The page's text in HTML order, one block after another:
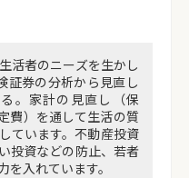
活者のニーズを生かし
証券の分析から見直し
。家計の見直し（保
費）を通して生活の質
ています。不動産投資
投資などの防止、若者
入れています。